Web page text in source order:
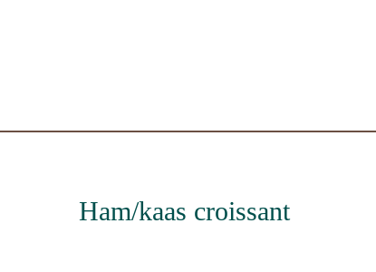
Ham/kaas croissant